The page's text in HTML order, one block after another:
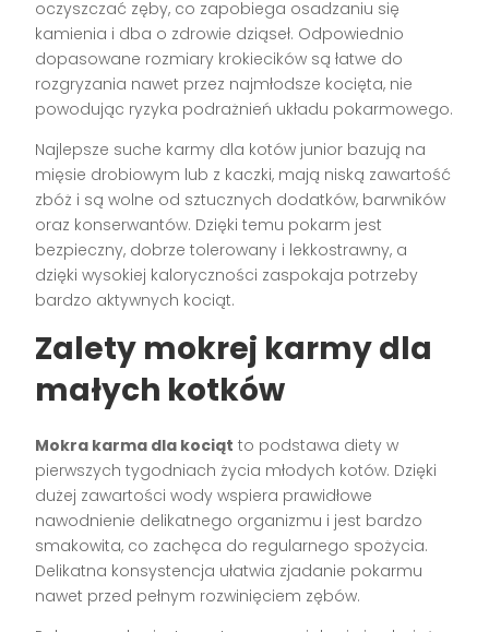
oczyszczać zęby, co zapobiega osadzaniu się
kamienia i dba o zdrowie dziąseł. Odpowiednio
dopasowane rozmiary krokiecików są łatwe do
rozgryzania nawet przez najmłodsze kocięta, nie
powodując ryzyka podrażnień układu pokarmowego.
Najlepsze suche karmy dla kotów junior bazują na
mięsie drobiowym lub z kaczki, mają niską zawartość
zbóż i są wolne od sztucznych dodatków, barwników
oraz konserwantów. Dzięki temu pokarm jest
bezpieczny, dobrze tolerowany i lekkostrawny, a
dzięki wysokiej kaloryczności zaspokaja potrzeby
bardzo aktywnych kociąt.
Zalety mokrej karmy dla
małych kotków
Mokra karma dla kociąt to podstawa diety w
pierwszych tygodniach życia młodych kotów. Dzięki
dużej zawartości wody wspiera prawidłowe
nawodnienie delikatnego organizmu i jest bardzo
smakowita, co zachęca do regularnego spożycia.
Delikatna konsystencja ułatwia zjadanie pokarmu
nawet przed pełnym rozwinięciem zębów.